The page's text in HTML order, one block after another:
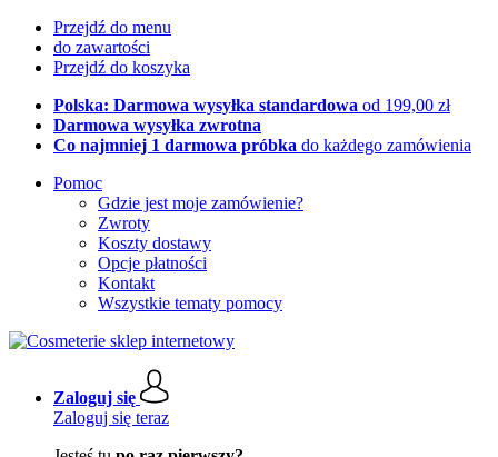
Przejdź do menu
do zawartości
Przejdź do koszyka
Polska: Darmowa wysyłka standardowa od 199,00 zł
Darmowa wysyłka zwrotna
Co najmniej 1 darmowa próbka do każdego zamówienia
Pomoc
Gdzie jest moje zamówienie?
Zwroty
Koszty dostawy
Opcje płatności
Kontakt
Wszystkie tematy pomocy
Zaloguj się
Zaloguj się teraz